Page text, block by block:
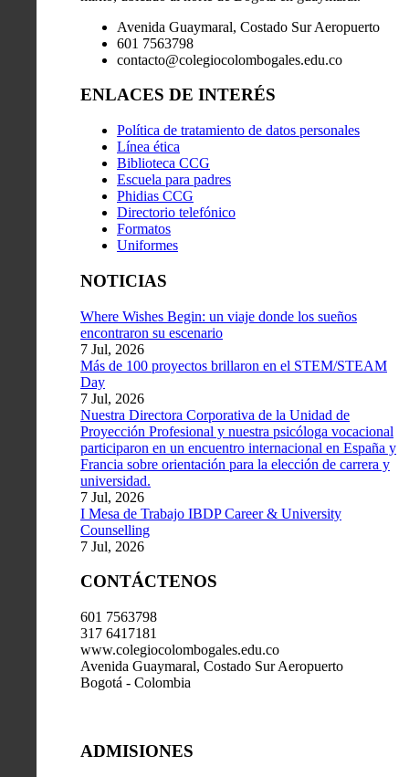
Avenida Guaymaral, Costado Sur Aeropuerto
601 7563798
contacto@colegiocolombogales.edu.co
ENLACES DE INTERÉS
Política de tratamiento de datos personales
Línea ética
Biblioteca CCG
Escuela para padres
Phidias CCG
Directorio telefónico
Formatos
Uniformes
NOTICIAS
Where Wishes Begin: un viaje donde los sueños
encontraron su escenario
7 Jul, 2026
Más de 100 proyectos brillaron en el STEM/STEAM
Day
7 Jul, 2026
Nuestra Directora Corporativa de la Unidad de
Proyección Profesional y nuestra psicóloga vocacional
participaron en un encuentro internacional en España y
Francia sobre orientación para la elección de carrera y
universidad.
7 Jul, 2026
I Mesa de Trabajo IBDP Career & University
Counselling
7 Jul, 2026
CONTÁCTENOS
601 7563798
317 6417181
www.colegiocolombogales.edu.co
Avenida Guaymaral, Costado Sur Aeropuerto
Bogotá - Colombia
ADMISIONES